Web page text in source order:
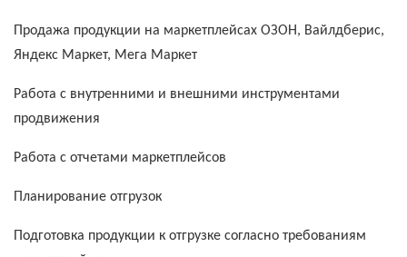
Продажа продукции на маркетплейсах ОЗОН, Вайлдберис,
Яндекс Маркет, Мега Маркет
Работа с внутренними и внешними инструментами
продвижения
Работа с отчетами маркетплейсов
Планирование отгрузок
Подготовка продукции к отгрузке согласно требованиям